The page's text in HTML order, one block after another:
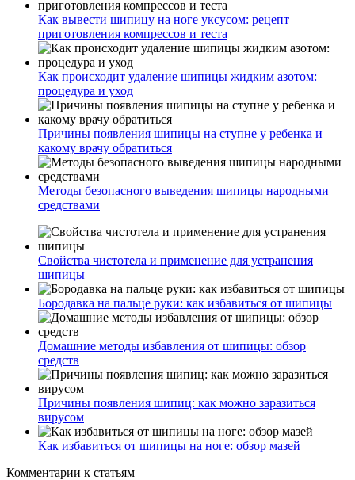
Как вывести шипицу на ноге уксусом: рецепт
приготовления компрессов и теста
Как происходит удаление шипицы жидким азотом:
процедура и уход
Причины появления шипицы на ступне у ребенка и
какому врачу обратиться
Методы безопасного выведения шипицы народными
средствами
Свойства чистотела и применение для устранения
шипицы
Бородавка на пальце руки: как избавиться от шипицы
Домашние методы избавления от шипицы: обзор
средств
Причины появления шипиц: как можно заразиться
вирусом
Как избавиться от шипицы на ноге: обзор мазей
Комментарии к статьям